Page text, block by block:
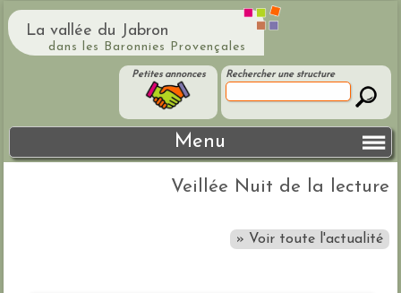
La vallée du Jabron
dans les Baronnies Provençales
Rechercher une structure
Petites annonces
Menu
Veillée Nuit de la lecture
» Voir toute l'actualité